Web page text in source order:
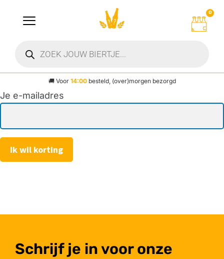
0
🚚Voor 14:00besteld, (over)morgen bezorgd
Je e-mailadres
Schrijf je in voor onze